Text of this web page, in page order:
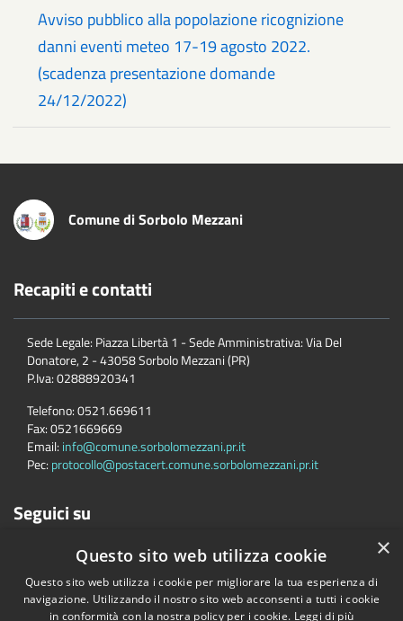
Avviso pubblico alla popolazione ricognizione
danni eventi meteo 17-19 agosto 2022.
(scadenza presentazione domande
24/12/2022)
Comune di Sorbolo Mezzani
Recapiti e contatti
Sede Legale: Piazza Libertà 1 - Sede Amministrativa: Via Del
Donatore, 2 - 43058 Sorbolo Mezzani (PR)
P.Iva:02888920341
Telefono:0521.669611
Fax:0521669669
Email: info@comune.sorbolomezzani.pr.it
Pec: protocollo@postacert.comune.sorbolomezzani.pr.it
Seguici su
×
Questo sito web utilizza cookie
Questo sito web utilizza i cookie per migliorare la tua esperienza di
navigazione. Utilizzando il nostro sito web acconsenti a tutti i cookie
in conformità con la nostra policy per i cookie. Leggi di più